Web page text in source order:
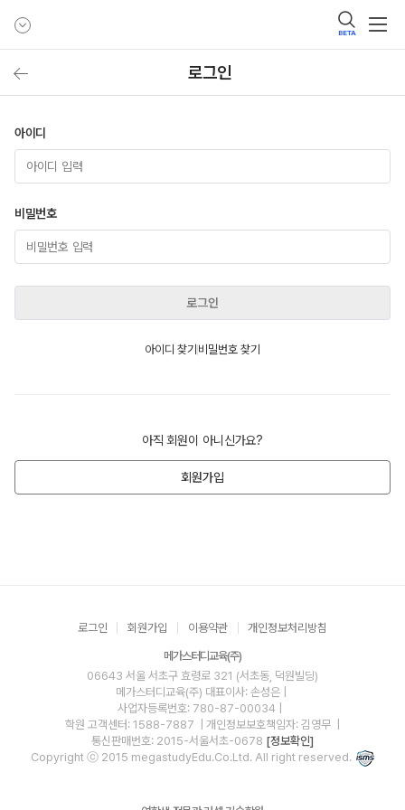
BETA
로그인
아이디
비밀번호
로그인
아이디 찾기 비밀번호 찾기
아직 회원이 아니신가요?
회원가입
로그인 회원가입 이용약관 개인정보처리방침
메가스터디교육(주)
06643 서울 서초구 효령로 321 (서초동, 덕원빌딩)
메가스터디교육(주) 대표이사: 손성은 |
사업자등록번호: 780-87-00034
학원 고객센터: 1588-7887
| 개인정보보호책임자: 김영무
통신판매번호: 2015-서울서초-0678 [정보확인]
Copyright ⓒ 2015 megastudyEdu.Co.Ltd. All right reserved.